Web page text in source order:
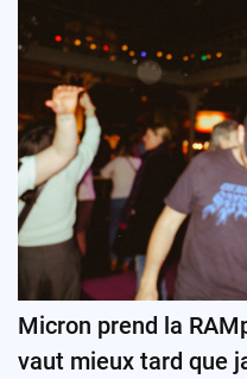
Micron prend la
vaut mieux tard que